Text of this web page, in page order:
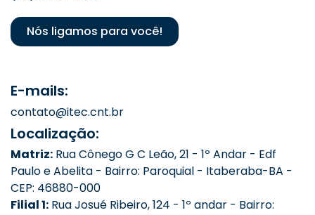
Nós ligamos para você!
E-mails:
contato@itec.cnt.br
Localização:
Matriz: Rua Cônego G C Leão, 21 - 1º Andar - Edf
Paulo e Abelita - Bairro: Paroquial - Itaberaba-BA -
CEP: 46880-000
Filial 1: Rua Josué Ribeiro, 124 - 1º andar - Bairro: